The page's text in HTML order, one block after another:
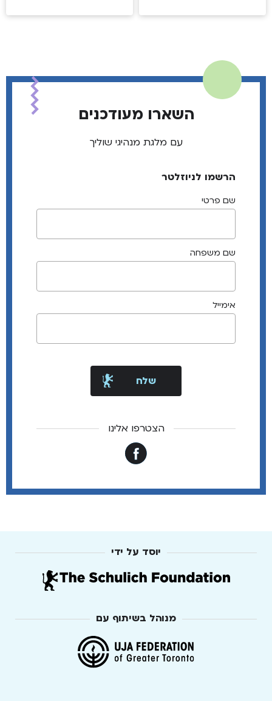
השארו מעודכנים
עם מלגת מנהיגי שוליך
הרשמו לניוזלטר
שם פרטי
שם משפחה
אימייל
הצטרפו אלינו
יוסד על ידי
מנוהל בשיתוף עם